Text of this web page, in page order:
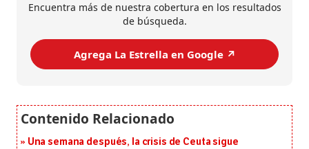
Encuentra más de nuestra cobertura en los resultados
de búsqueda.
Agrega La Estrella en Google ↗️
Una semana después, la crisis de Ceuta sigue